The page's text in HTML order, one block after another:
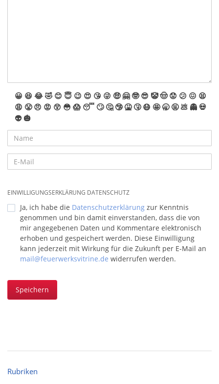
😀 😆 😂🤣 😊 😇 😉 😍 😘 😜 🤑 🤗 🤓 😎 🤡🤠 😟 😕 😖 😫
😩 😤 😠 😡 😲 😳 😱 😴 🙄 🤔 🤥 🤮 🤧 😷 🤩 🥱 🤬 💩 👻 💀
👽 🎃
EINWILLIGUNGSERKLÄRUNG DATENSCHUTZ
Ja, ich habe die Datenschutzerklärung zur Kenntnis
genommen und bin damit einverstanden, dass die von
mir angegebenen Daten und Kommentare elektronisch
erhoben und gespeichert werden. Diese Einwilligung
kann jederzeit mit Wirkung für die Zukunft per E-Mail an
mail@feuerwerksvitrine.de widerrufen werden.
Speichern
Rubriken